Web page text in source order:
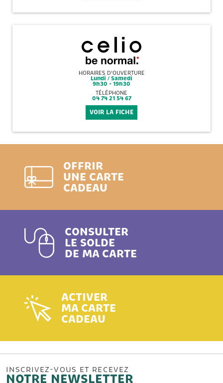
HORAIRES D'OUVERTURE
Lundi / Samedi
9h30 - 19h30
TÉLÉPHONE
04 74 21 54 67
VOIR LA FICHE
OFFRIR
UNE CARTE
CADEAU
CONSULTER
LE SOLDE
DE MA CARTE
ACTIVER
MA CARTE
CADEAU
INSCRIVEZ-VOUS ET RECEVEZ
NOTRE NEWSLETTER